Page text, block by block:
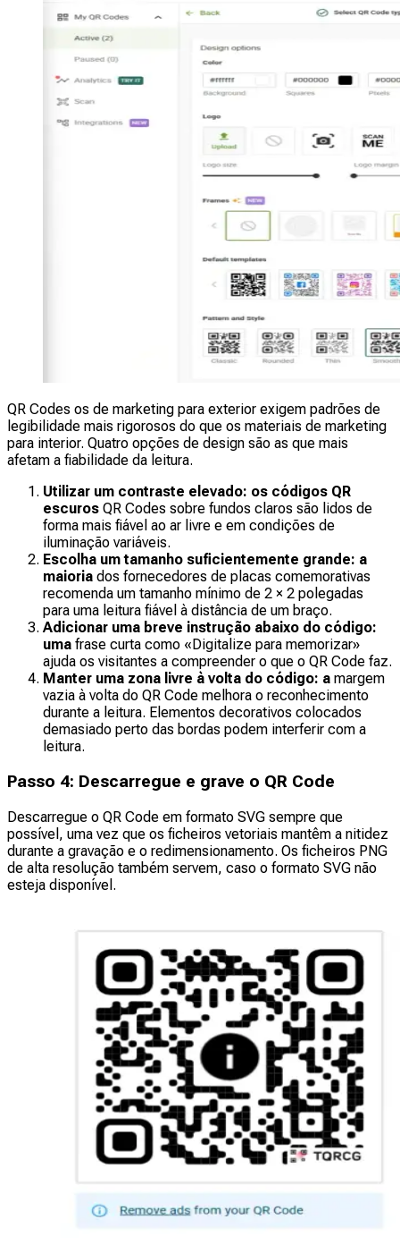
QR Codes os de marketing para exterior exigem padrões de
legibilidade mais rigorosos do que os materiais de marketing
para interior. Quatro opções de design são as que mais
afetam a fiabilidade da leitura.
Utilizar um contraste elevado: os códigos QR
escuros QR Codes sobre fundos claros são lidos de
forma mais fiável ao ar livre e em condições de
iluminação variáveis.
Escolha um tamanho suficientemente grande: a
maioria dos fornecedores de placas comemorativas
recomenda um tamanho mínimo de 2 × 2 polegadas
para uma leitura fiável à distância de um braço.
Adicionar uma breve instrução abaixo do código:
uma frase curta como «Digitalize para memorizar»
ajuda os visitantes a compreender o que o QR Code faz.
Manter uma zona livre à volta do código: a margem
vazia à volta do QR Code melhora o reconhecimento
durante a leitura. Elementos decorativos colocados
demasiado perto das bordas podem interferir com a
leitura.
Passo 4: Descarregue e grave o QR Code
Descarregue o QR Code em formato SVG sempre que
possível, uma vez que os ficheiros vetoriais mantêm a nitidez
durante a gravação e o redimensionamento. Os ficheiros PNG
de alta resolução também servem, caso o formato SVG não
esteja disponível.